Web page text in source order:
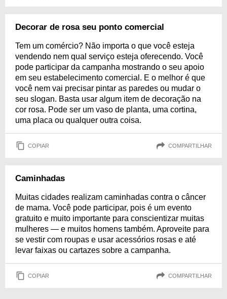
Decorar de rosa seu ponto comercial
Tem um comércio? Não importa o que você esteja
vendendo nem qual serviço esteja oferecendo. Você
pode participar da campanha mostrando o seu apoio
em seu estabelecimento comercial. E o melhor é que
você nem vai precisar pintar as paredes ou mudar o
seu slogan. Basta usar algum item de decoração na
cor rosa. Pode ser um vaso de planta, uma cortina,
uma placa ou qualquer outra coisa.
COPIAR COMPARTILHAR
Caminhadas
Muitas cidades realizam caminhadas contra o câncer
de mama. Você pode participar, pois é um evento
gratuito e muito importante para conscientizar muitas
mulheres — e muitos homens também. Aproveite para
se vestir com roupas e usar acessórios rosas e até
levar faixas ou cartazes sobre a campanha.
COPIAR COMPARTILHAR